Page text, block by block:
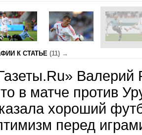
К СТАТЬЕ (11) →
Валерий
в матче против
хороший
перед